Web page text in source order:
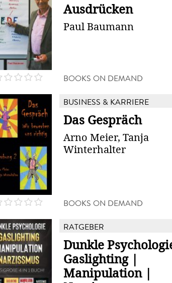
Ausdrücken
Paul Baumann
BOOKS ON DEMAND
BUSINESS & KARRIERE
Das Gespräch
Arno Meier, Tanja
Winterhalter
BOOKS ON DEMAND
RATGEBER
Dunkle
Gaslighting |
Manipulation |